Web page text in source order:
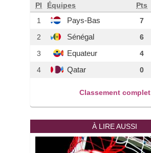
Pl Équipes Pts
1
Pays-Bas 7
2
Sénégal 6
3
Equateur 4
4
Qatar 0
Classement complet
À LIRE AUSSI